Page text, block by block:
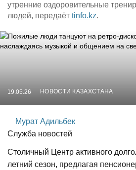
утренние оздоровительные
людей, передаёт tinfo.kz.
19.05.26 НОВОСТИ КАЗАХСТАНА
Мурат Адильбек
Служба новостей
Столичный Центр активного
летний сезон, предлагая